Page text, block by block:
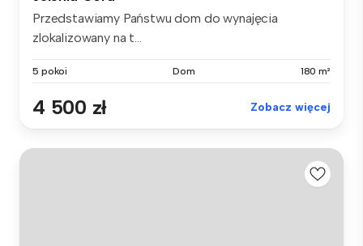
Przedstawiamy Państwu dom do wynajęcia
zlokalizowany na t...
5 pokoi Dom 180 m²
4 500 zł Zobacz więcej